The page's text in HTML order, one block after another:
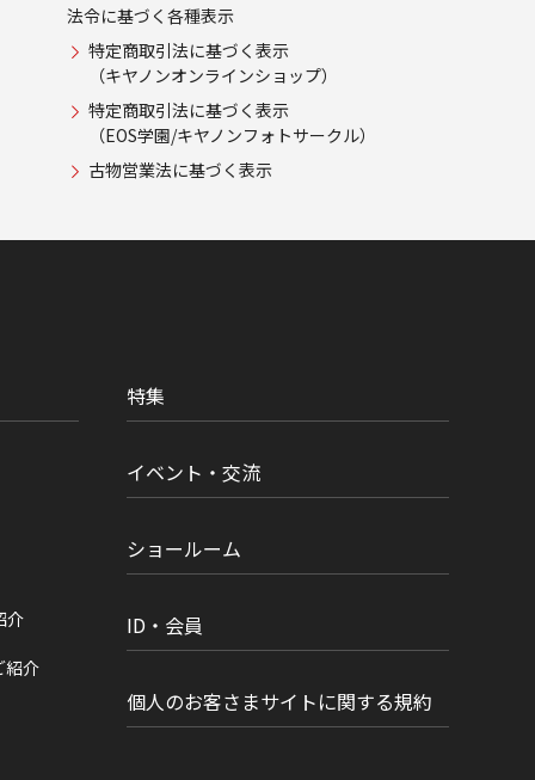
法令に基づく各種表示
特定商取引法に基づく表示
（キヤノンオンラインショップ）
特定商取引法に基づく表示
（EOS学園/キヤノンフォトサークル）
古物営業法に基づく表示
介
紹介
特集
イベント・交流
ショールーム
ID・会員
個人のお客さまサイトに関する規約